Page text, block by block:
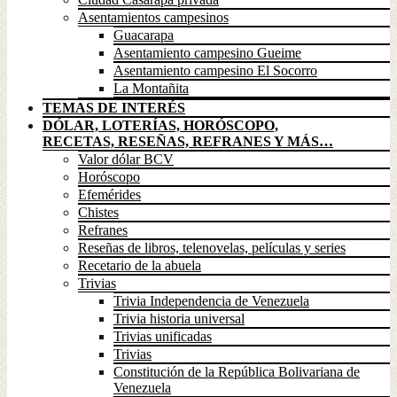
Asentamientos campesinos
Guacarapa
Asentamiento campesino Gueime
Asentamiento campesino El Socorro
La Montañita
TEMAS DE INTERÉS
DÓLAR, LOTERÍAS, HORÓSCOPO,
RECETAS, RESEÑAS, REFRANES Y MÁS…
Valor dólar BCV
Horóscopo
Efemérides
Chistes
Refranes
Reseñas de libros, telenovelas, películas y series
Recetario de la abuela
Trivias
Trivia Independencia de Venezuela
Trivia historia universal
Trivias unificadas
Trivias
Constitución de la República Bolivariana de
Venezuela